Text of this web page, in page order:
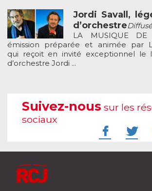
Jordi Savall,
d’orchestre
LA MUSIQUE
émission préparée et animée par
qui reçoit en invité exceptionnel le
d’orchestre Jordi ...
Suivez-nous sur les
sociaux